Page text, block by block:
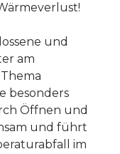
und
am
besonders
Öffnen und
und führt
im